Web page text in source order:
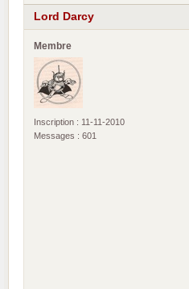
Lord Darcy
Membre
Inscription : 11-11-2010
Messages : 601